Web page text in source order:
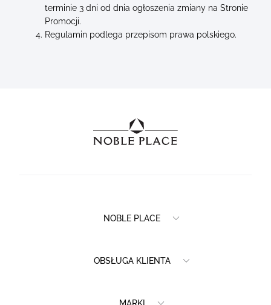
terminie 3 dni od dnia ogłoszenia zmiany na Stronie
Promocji.
Regulamin podlega przepisom prawa polskiego.
NOBLE PLACE
OBSŁUGA KLIENTA